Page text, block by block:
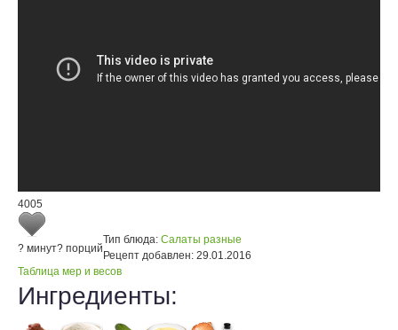
4005
? минут? порций
Тип блюда: Салаты разные
Рецепт добавлен: 29.01.2016
Таблица мер и весов
Ингредиенты: